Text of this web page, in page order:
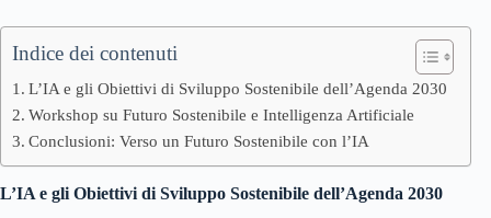
Indice dei contenuti
L’IA e gli Obiettivi di Sviluppo Sostenibile dell’Agenda 2030
Workshop su Futuro Sostenibile e Intelligenza Artificiale
Conclusioni: Verso un Futuro Sostenibile con l’IA
L’IA e gli Obiettivi di Sviluppo Sostenibile dell’Agenda 2030